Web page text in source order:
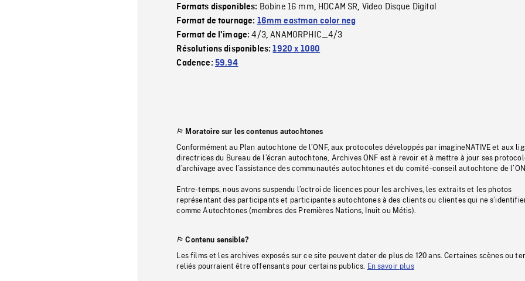
Formats disponibles: Bobine 16 mm, HDCAM SR, Video Disque Digital
Format de tournage: 16mm eastman color neg
Format de l'image:4/3,ANAMORPHIC_4/3
Résolutions disponibles:1920 x 1080
Cadence: 59.94
Moratoire sur les contenus autochtones
Conformément au Plan autochtone de l’ONF, aux protocoles développés par imagineNATIVE et aux
directrices du Bureau de l’écran autochtone, Archives ONF est à revoir et à mettre à jour ses
d’archivage avec l’assistance des communautés autochtones et du comité-conseil autochtone de
Entre-temps, nous avons suspendu l’octroi de licences pour les archives, les extraits et les photos
représentant des participants et participantes autochtones à des clients ou clientes qui ne
comme Autochtones (membres des Premières Nations, Inuit ou Métis).
Contenu sensible?
Les films et les archives exposés sur ce site peuvent dater de plus de 120 ans. Certaines scènes ou
reliés pourraient être offensants pour certains publics.
En savoir plus